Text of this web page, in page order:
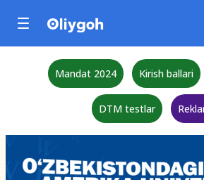
Mandat 2024 Kirish ballari
DTM testlar